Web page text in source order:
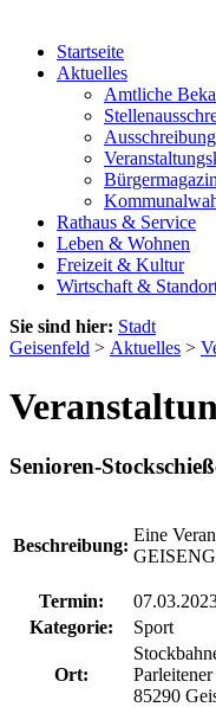
Startseite
Aktuelles
Amtliche
Bürgermagazin
Rathaus & Service
Leben & Wohnen
Freizeit & Kultur
Wirtschaft &
Sie sind hier: Stadt
Geisenfeld > Aktuelles >
Senioren-
Beschreibung:
Eine
Termin:
Kategorie:
Sport
Ort:
85290